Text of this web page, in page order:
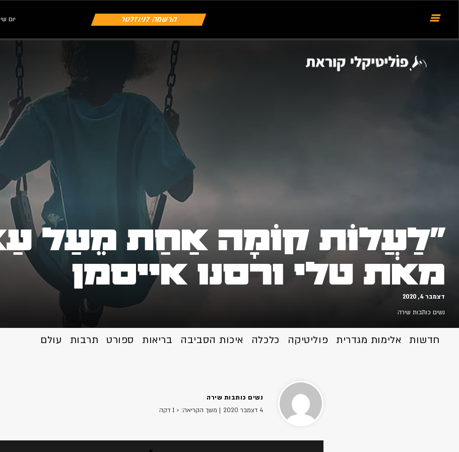
הרשמה לניוזלטר יום שישי |
"לַעֲלוֹת קוֹמָה אַחַת מֵעַל
מאת טלי ורסנו אייסמן
דצמבר 4, 2020
נשים כותבות שירה
חדשות אלימות מגדרית פוליטיקה כלכלה איכות הסביבה בריאות ספורט תרבות עולם
נשים כותבות שירה
4 דצמבר 2020
| משך הקריאה: < 1 דקה